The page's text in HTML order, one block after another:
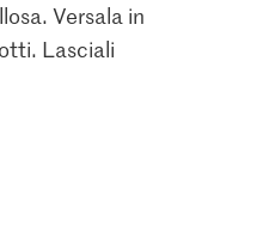
Versala in
Lasciali